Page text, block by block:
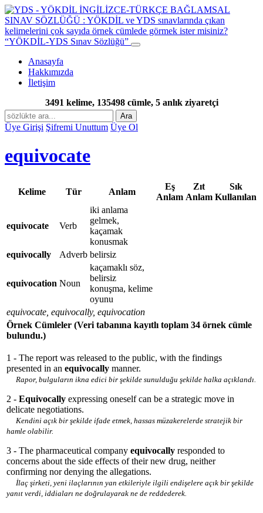
“YÖKDİL-YDS Sınav Sözlüğü”
Anasayfa
Hakkımızda
İletişim
3491 kelime, 135498 cümle, 5 anlık ziyaretçi
Ara
Üye Girişi Şifremi Unuttum Üye Ol
equivocate
Kelime Tür Anlam
Eş
Anlam
Zıt
Anlam
Sık
Kullanılan
equivocate Verb
iki anlama
gelmek,
kaçamak
konusmak
equivocally
Adverb belirsiz
equivocation Noun
kaçamaklı söz,
belirsiz
konuşma, kelime
oyunu
equivocate, equivocally, equivocation
Örnek Cümleler (Veri tabanına kayıtlı toplam 34 örnek cümle
bulundu.)
1 - The report was released to the public, with the findings
presented in an equivocally manner.
Rapor, bulguların ikna edici bir şekilde sunulduğu şekilde halka açıklandı.
2 - Equivocally expressing oneself can be a strategic move in
delicate negotiations.
Kendini açık bir şekilde ifade etmek, hassas müzakerelerde stratejik bir
hamle olabilir.
3 - The pharmaceutical company equivocally responded to
concerns about the side effects of their new drug, neither
confirming nor denying the allegations.
İlaç şirketi, yeni ilaçlarının yan etkileriyle ilgili endişelere açık bir şekilde
yanıt verdi, iddiaları ne doğrulayarak ne de reddederek.